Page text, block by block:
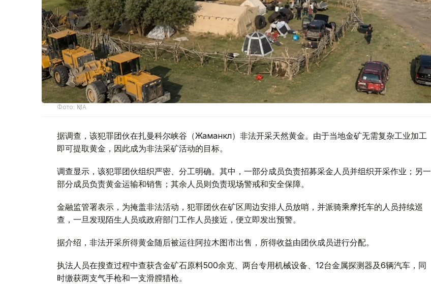
Фото: ҚМА
据调查，该犯罪团伙在扎曼科尔峡谷（Жаманкөл）非法开采天然黄金。由于当地金矿无需复杂工业加工
即可提取黄金，因此成为非法采矿活动的目标。
调查显示，该犯罪团伙组织严密、分工明确。其中，一部分成员负责招募采金人员并组织开采作业；另一
部分成员负责黄金运输和销售；其余人员则负责现场警戒和安全保障。
金融监管署表示，为掩盖非法活动，犯罪团伙在矿区周边安排人员放哨，并派骑乘摩托车的人员持续巡
查，一旦发现陌生人员或政府部门工作人员接近，便立即发出预警。
据介绍，非法开采所得黄金随后被运往阿拉木图市出售，所得收益由团伙成员进行分配。
执法人员在搜查过程中查获含金矿石原料500余克、两台专用机械设备、12台金属探测器及6辆汽车，同
时缴获两支气手枪和一支滑膛猎枪。